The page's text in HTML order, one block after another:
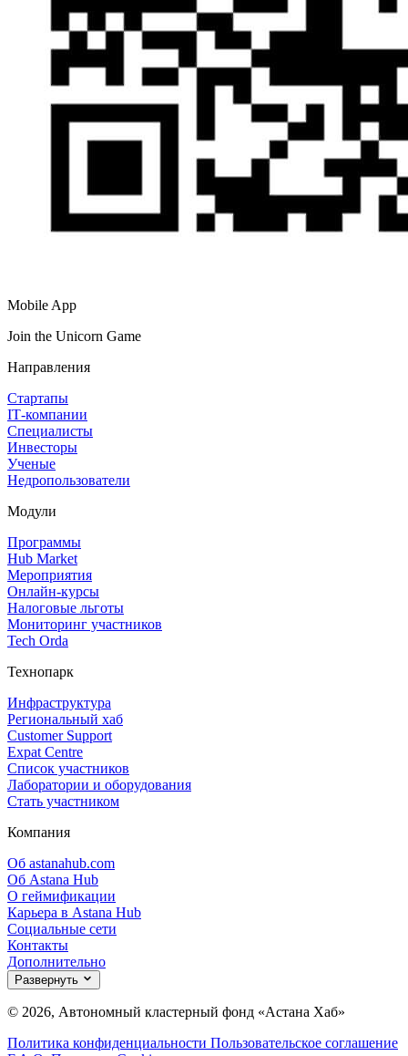
Mobile App
Join the Unicorn Game
Направления
Стартапы
IT‑компании
Специалисты
Инвесторы
Ученые
Недропользователи
Модули
Программы
Hub Market
Мероприятия
Онлайн‑курсы
Налоговые льготы
Мониторинг участников
Tech Orda
Технопарк
Инфраструктура
Региональный хаб
Customer Support
Expat Centre
Список участников
Лаборатории и оборудования
Стать участником
Компания
Об astanahub.com
Об Astana Hub
О геймификации
Карьера в Astana Hub
Социальные сети
Контакты
Дополнительно
Развернуть
© 2026, Автономный кластерный фонд «Астана Хаб»
Политика конфиденциальности Пользовательское соглашение